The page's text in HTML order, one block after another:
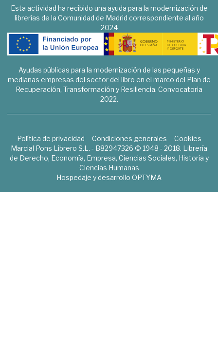
Esta actividad ha recibido una ayuda para la modernización de
librerías de la Comunidad de Madrid correspondiente al año
2024
Ayudas públicas para la modernización de las pequeñas y
medianas empresas del sector del libro en el marco del Plan de
Recuperación, Transformación y Resiliencia. Convocatoria
2022.
Política de privacidad Condiciones generales
Cookies
Marcial Pons Librero S.L. - B82947326 © 1948 - 2018. Librería
de Derecho, Economía, Empresa, Ciencias Sociales, Historia y
Ciencias Humanas
Hospedaje y desarrollo OPTYMA